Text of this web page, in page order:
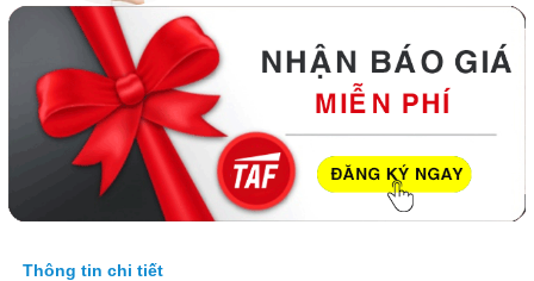
Thông tin chi tiết